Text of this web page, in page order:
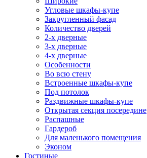
Угловые шкафы-купе
Закругленный фасад
Количество дверей
2-х дверные
3-х дверные
4-х дверные
Особенности
Во всю стену
Встроенные шкафы-купе
Под потолок
Раздвижные шкафы-купе
Открытая секция посередине
Распашные
Гардероб
Для маленького помещения
Эконом
Гостиные